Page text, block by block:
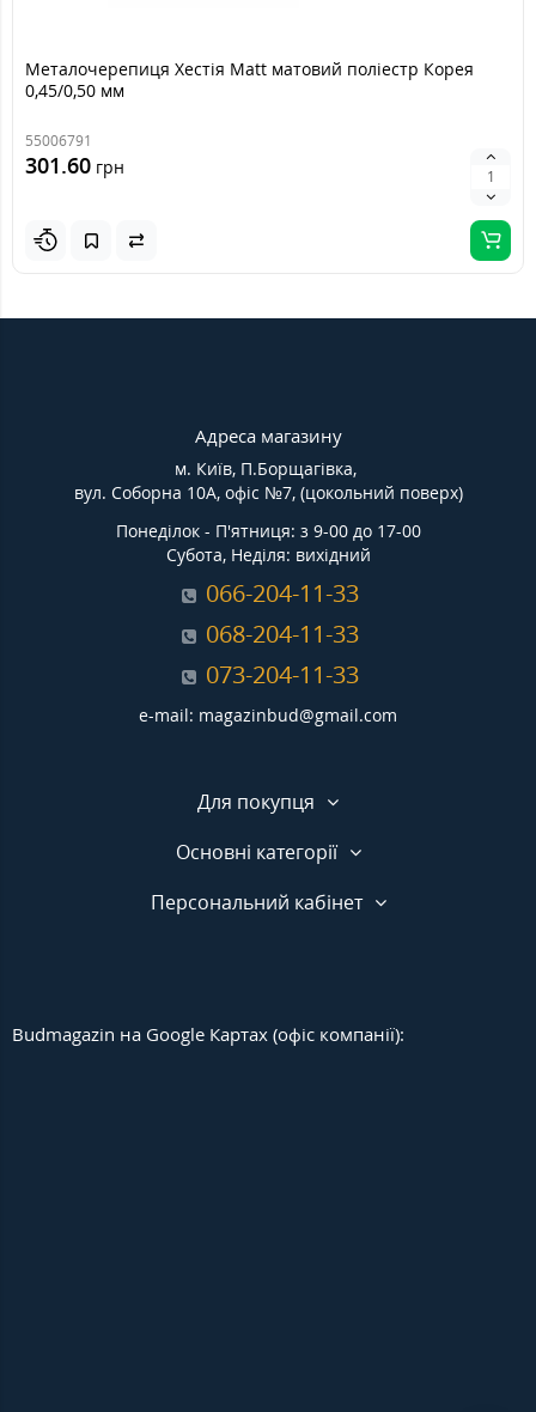
Металочерепиця Хестія Matt матовий поліестр Корея
0,45/0,50 мм
55006791
301.60 грн
Адреса магазину
м. Київ, П.Борщагівка,
вул. Соборна 10А, офіс №7, (цокольний поверх)
Понеділок - П'ятниця: з 9-00 до 17-00
Субота, Неділя: вихідний
066-204-11-33
068-204-11-33
073-204-11-33
e-mail: magazinbud@gmail.com
Для покупця
Основні категорії
Персональний кабінет
Budmagazin на Google Картах (офіс компанії):